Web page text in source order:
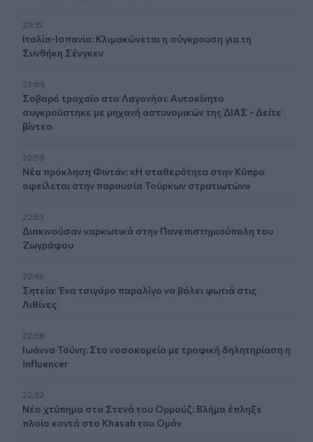
23:15
Ιταλία-Ισπανία: Κλιμακώνεται η σύγκρουση για τη
Συνθήκη Σένγκεν
23:09
Σοβαρό τροχαίο στο Λαγονήσι: Αυτοκίνητο
συγκρούστηκε με μηχανή αστυνομικών της ΔΙΑΣ - Δείτε
βίντεο
22:59
Νέα πρόκληση Φιντάν: «Η σταθερότητα στην Κύπρο
οφείλεται στην παρουσία Τούρκων στρατιωτών»
22:53
Διακινούσαν ναρκωτικά στην Πανεπιστημιούπολη του
Ζωγράφου
22:45
Σητεία: Ένα τσιγάρο παραλίγο να βάλει φωτιά στις
Λιθίνες
22:38
Ιωάννα Τούνη: Στο νοσοκομείο με τροφική δηλητηρίαση η
influencer
22:32
Νέο χτύπημα στα Στενά του Ορμούζ: Βλήμα έπληξε
πλοίο κοντά στο Khasab του Ομάν